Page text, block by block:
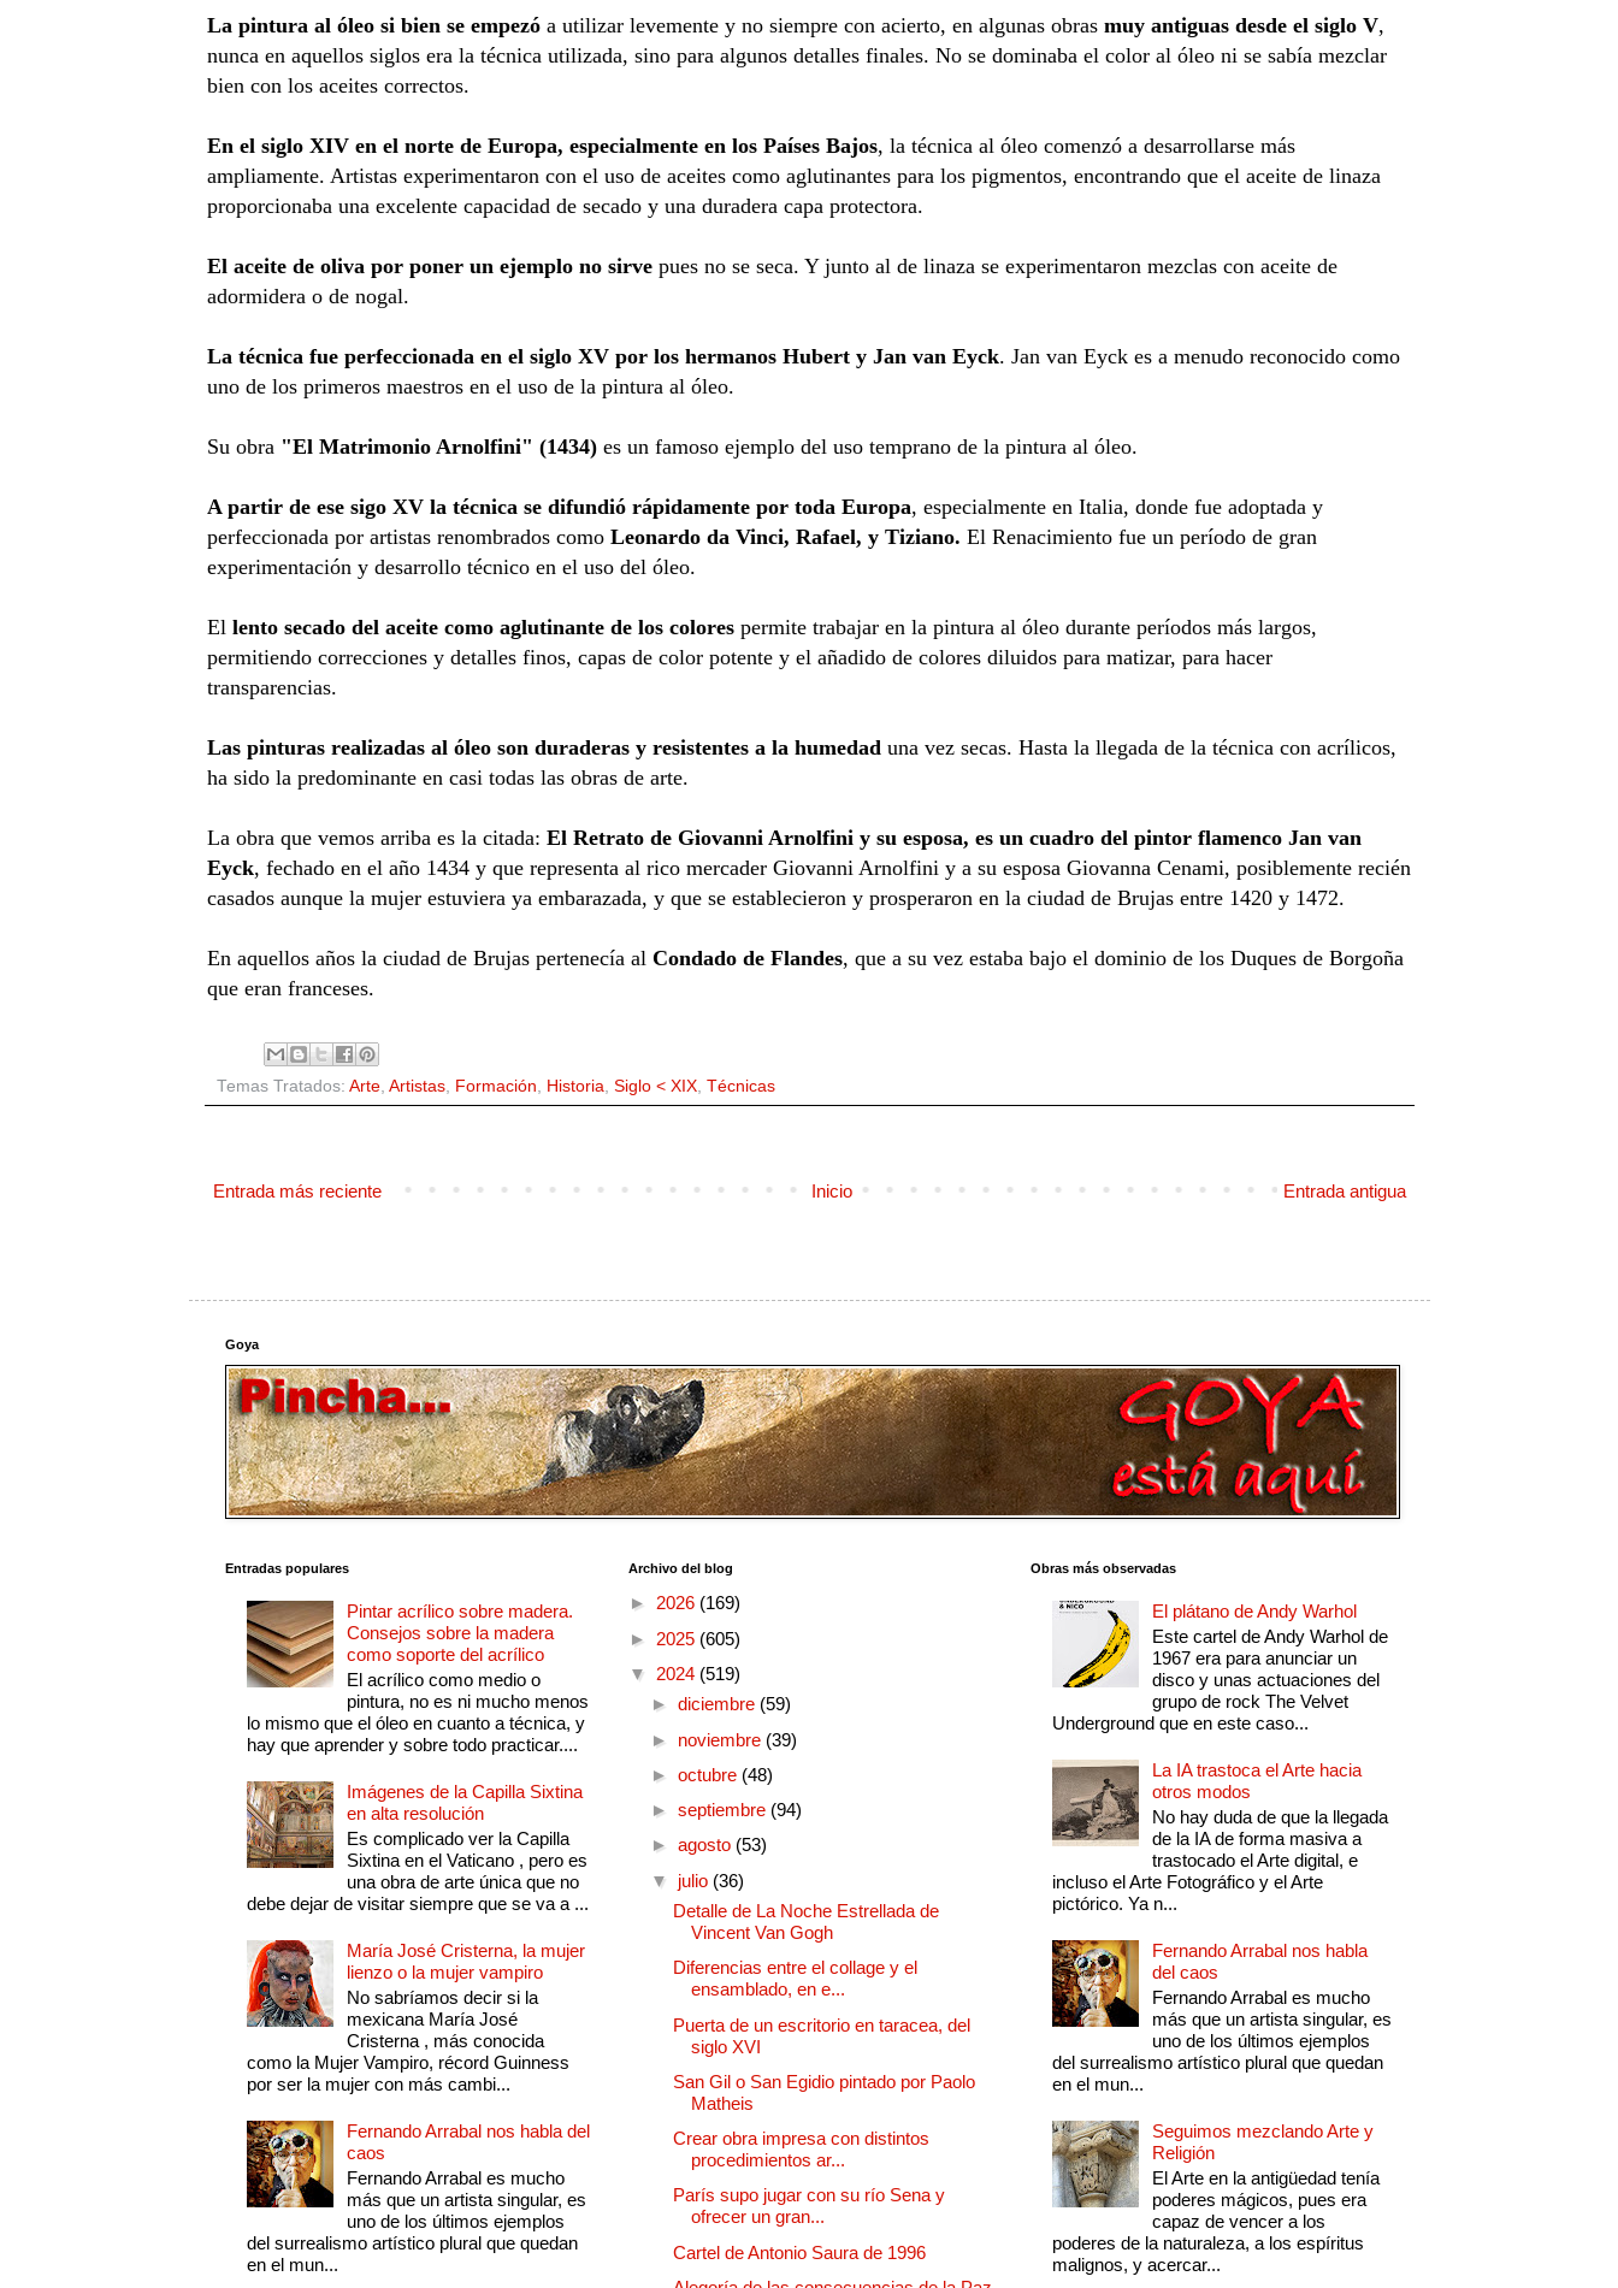
La pintura al óleo si bien se empezóa utilizar levemente y no siempre con acierto, en algunas obras muy antiguas desde el siglo V,
nunca en aquellos siglos era la técnica utilizada, sino para algunos detalles finales. No se dominaba el color al óleo ni se sabía mezclar
bien con los aceites correctos.
En el siglo XIV en el norte de Europa, especialmente en los Países Bajos, la técnica al óleo comenzó a desarrollarse más
ampliamente. Artistas experimentaron con el uso de aceites como aglutinantes para los pigmentos, encontrando que el aceite de linaza
proporcionaba una excelente capacidad de secado y una duradera capa protectora.
El aceite de oliva por poner un ejemplo no sirvepues no se seca. Y junto al de linaza se experimentaron mezclas con aceite de
adormidera o de nogal.
La técnica fue perfeccionada en el siglo XV por los hermanos Hubert y Jan van Eyck. Jan van Eyck es a menudo reconocido como
uno de los primeros maestros en el uso de la pintura al óleo.
Su obra "El Matrimonio Arnolfini" (1434)es un famoso ejemplo del uso temprano de la pintura al óleo.
A partir de ese sigo XV la técnica se difundió rápidamente por toda Europa, especialmente en Italia, donde fue adoptada y
perfeccionada por artistas renombrados como Leonardo da Vinci, Rafael, y Tiziano. El Renacimiento fue un período de gran
experimentación y desarrollo técnico en el uso del óleo.
El lento secado del aceite como aglutinante de los colorespermite trabajar en la pintura al óleo durante períodos más largos,
permitiendo correcciones y detalles finos, capas de color potente y el añadido de colores diluidos para matizar, para hacer
transparencias.
Las pinturas realizadas al óleo son duraderas y resistentes a la humedad una vez secas. Hasta la llegada de la técnica con acrílicos,
ha sido la predominante en casi todas las obras de arte.
La obra que vemos arriba es la citada: El Retrato de Giovanni Arnolfini y su esposa, es un cuadro del pintor flamenco Jan van
Eyck, fechado en el año 1434 y que representa al rico mercader Giovanni Arnolfini y a su esposa Giovanna Cenami, posiblemente recién
casados aunque la mujer estuviera ya embarazada, y que se establecieron y prosperaron en la ciudad de Brujas entre 1420 y 1472.
En aquellos años la ciudad de Brujas pertenecía al Condado de Flandes, que a su vez estaba bajo el dominio de los Duques de Borgoña
que eran franceses.
Temas Tratados: Arte, Artistas, Formación Historia Siglo < XIX, Técnicas
Entrada más reciente Entrada antigua
Inicio
Goya
Entradas populares
Pintar acrílico sobre madera.
Consejos sobre la madera
como soporte del acrílico
El acrílico como medio o
pintura, no es ni mucho menos
lo mismo que el óleo en cuanto a técnica, y
hay que aprender y sobre todo practicar....
Imágenes de la Capilla Sixtina
en alta resolución
Es complicado ver la Capilla
Sixtina en el Vaticano , pero es
una obra de arte única que no
debe dejar de visitar siempre que se va a ...
María José Cristerna, la mujer
lienzo o la mujer vampiro
No sabríamos decir si la
mexicana María José
Cristerna , más conocida
como la Mujer Vampiro, récord Guinness
por ser la mujer con más cambi...
Fernando Arrabal nos habla del
caos
Fernando Arrabal es mucho
más que un artista singular, es
uno de los últimos ejemplos
del surrealismo artístico plural que quedan
en el mun...
Archivo del blog
► 2026 (169)
► 2025 (605)
▼ 2024 (519)
► diciembre (59)
► noviembre (39)
► octubre (48)
► septiembre (94)
► agosto (53)
▼ julio (36)
Detalle de La Noche Estrellada de
Vincent Van Gogh
Diferencias entre el collage y el
ensamblado, en e...
Puerta de un escritorio en taracea, del
siglo XVI
San Gil o San Egidio pintado por Paolo
Matheis
Crear obra impresa con distintos
procedimientos ar...
París supo jugar con su río Sena y
ofrecer un gran...
Cartel de Antonio Saura de 1996
Obras más observadas
El plátano de Andy Warhol
Este cartel de Andy Warhol de
1967 era para anunciar un
disco y unas actuaciones del
grupo de rock The Velvet
Underground que en este caso...
La IA trastoca el Arte hacia
otros modos
No hay duda de que la llegada
de la IA de forma masiva a
trastocado el Arte digital, e
incluso el Arte Fotográfico y el Arte
pictórico. Ya n...
Fernando Arrabal nos habla
del caos
Fernando Arrabal es mucho
más que un artista singular, es
uno de los últimos ejemplos
del surrealismo artístico plural que quedan
en el mun...
Seguimos mezclando Arte y
Religión
El Arte en la antigüedad tenía
poderes mágicos, pues era
capaz de vencer a los
poderes de la naturaleza, a los espíritus
malignos, y acercar...